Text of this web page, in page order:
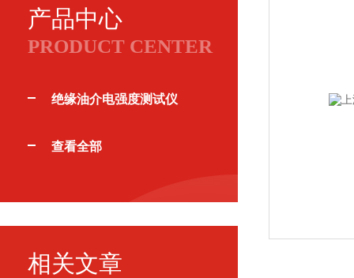
产品中心
PRODUCT CENTER
绝缘油介电强度测试仪
查看全部
相关文章